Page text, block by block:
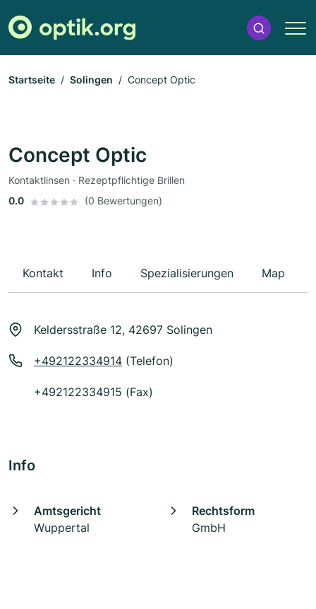
Startseite Solingen Concept Optic
Concept Optic
Kontaktlinsen · Rezeptpflichtige Brillen
0.0
(0 Bewertungen)
Kontakt Info Spezialisierungen Map
Keldersstraße 12, 42697 Solingen
+492122334914 (Telefon)
+492122334915 (Fax)
Info
Amtsgericht
Wuppertal
Rechtsform
GmbH